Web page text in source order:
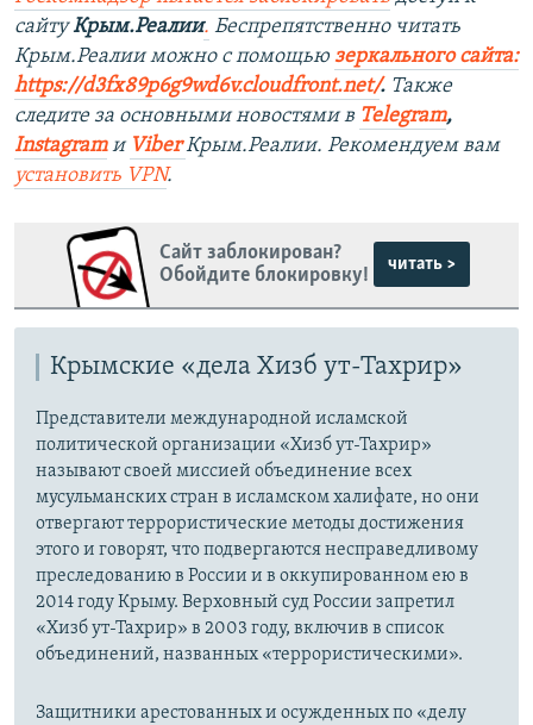
сайтуКрым.Реалии. Беспрепятственно читать
Крым.Реалии можно с помощью зеркального сайта:
https://d3fx89p6g9wd6v.cloudfront.net/. ​ Также
следите за основными новостями в Telegram,
Instagram и ViberКрым.Реалии. Рекомендуем вам
установить VPN.
Сайт заблокирован?
Обойдите блокировку!
читать >
Крымские «дела Хизб ут-Тахрир»
Представители международной исламской
политической организации «Хизб ут-Тахрир»
называют своей миссией объединение всех
мусульманских стран в исламском халифате, но они
отвергают террористические методы достижения
этого и говорят, что подвергаются несправедливому
преследованию в России и в оккупированном ею в
2014 году Крыму. Верховный суд России запретил
«Хизб ут-Тахрир» в 2003 году, включив в список
объединений, названных «террористическими».
Защитники арестованных и осужденных по «делу